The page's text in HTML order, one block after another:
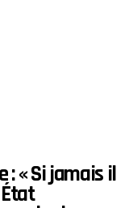
: « Si jamais il